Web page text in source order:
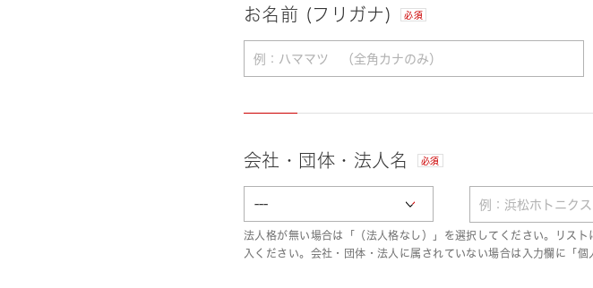
お名前 (フリガナ) 必須
会社・団体・法人名 必須
法人格が無い場合は「（法人格なし）」を選択してください。リス
入ください。会社・団体・法人に属されていない場合は入力欄に「個